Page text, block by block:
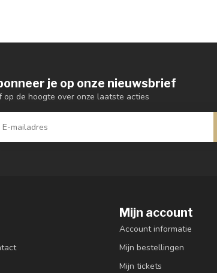
je op onze nieuwsbrief
op de hoogte over onze laatste acties
Mijn account
Account informatie
Mijn bestellingen
Mijn tickets